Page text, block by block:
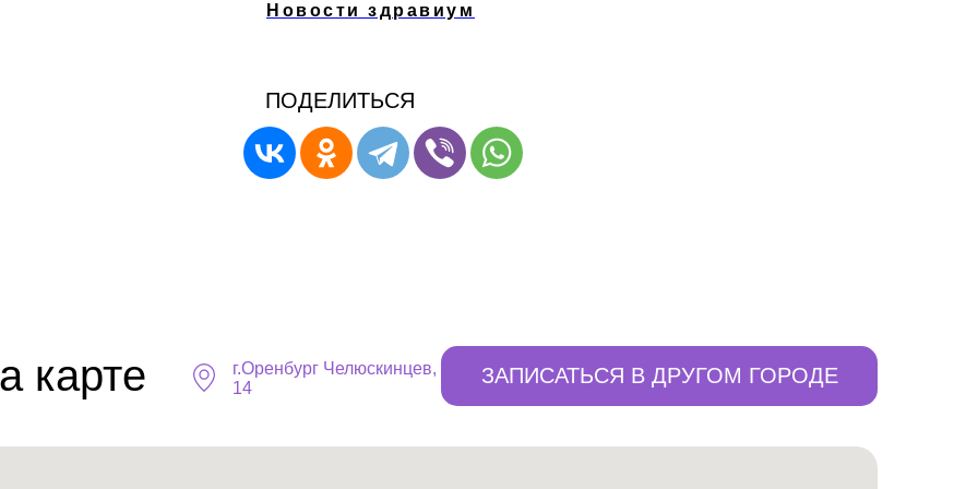
Новости здравиум
ПОДЕЛИТЬСЯ
ЗАПИСАТЬСЯ В ДРУГОМ ГОРОДЕ
карте
г.Оренбург ​Челюскинцев,
14